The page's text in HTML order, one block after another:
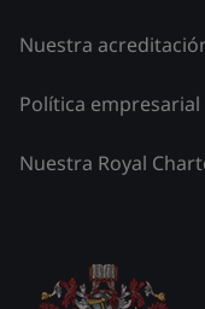
Nuestra
Política
Nuestra Royal